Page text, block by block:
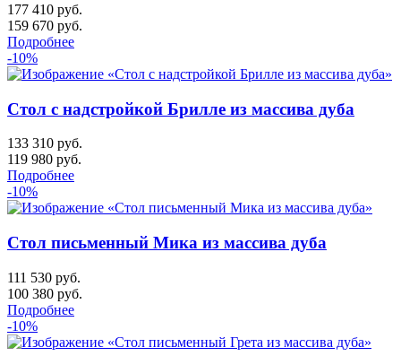
177 410 руб.
159 670 руб.
Подробнее
-10%
Стол с надстройкой Брилле из массива дуба
133 310 руб.
119 980 руб.
Подробнее
-10%
Стол письменный Мика из массива дуба
111 530 руб.
100 380 руб.
Подробнее
-10%